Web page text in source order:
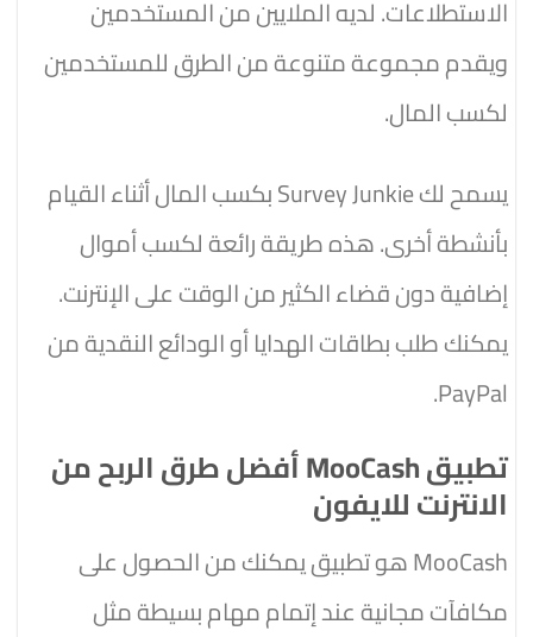
الاستطلاعات. لديه الملايين من المستخدمين
ويقدم مجموعة متنوعة من الطرق للمستخدمين
لكسب المال.
يسمح لك Survey Junkie بكسب المال أثناء القيام
بأنشطة أخرى. هذه طريقة رائعة لكسب أموال
إضافية دون قضاء الكثير من الوقت على الإنترنت.
يمكنك طلب بطاقات الهدايا أو الودائع النقدية من
PayPal.
تطبيق MooCash أفضل طرق الربح من
الانترنت للايفون
MooCash هو تطبيق يمكنك من الحصول على
مكافآت مجانية عند إتمام مهام بسيطة مثل